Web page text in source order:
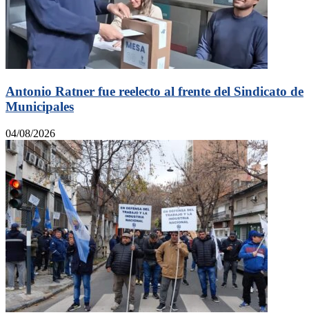
Antonio Ratner fue reelecto al frente del Sindicato de
Municipales
04/08/2026